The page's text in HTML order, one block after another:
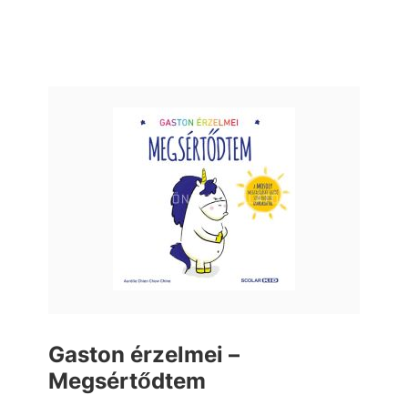
Gaston érzelmei –
Megsértődtem